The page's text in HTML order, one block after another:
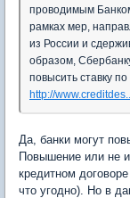
проводимым
рамках мер,
из России и
образом,
повысить ставку
http://
Да, банки могут
Повышение или не
кредитном
что угодно). Но в